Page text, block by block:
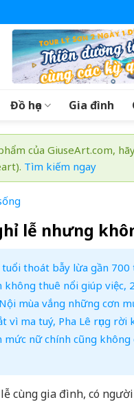
Đồ họa Gia đình
của GiuseArt.com,
Tìm kiếm ngay
lễ nhưng
thoát bẫy lừa gần 700
thuê nổi giúp việc,
mùa vắng những cơn
vì ma tuý, Pha Lê rụng
mức nữ chính cũng
cùng gia đình, có